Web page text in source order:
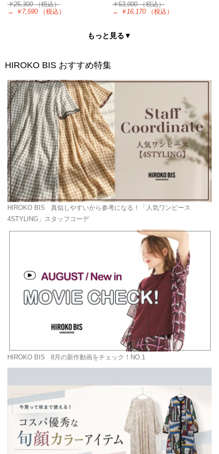
￥25,300（税込）
→
￥7,590 （税込）
￥53,900（税込）
→
￥16,170 （税込）
もっと見る▼
HIROKO BIS おすすめ特集
HIROKO BIS 真似しやすいから参考になる！「人気ワンピース
4STYLING」スタッフコーデ
HIROKO BIS 8月の新作動画をチェック！NO.1